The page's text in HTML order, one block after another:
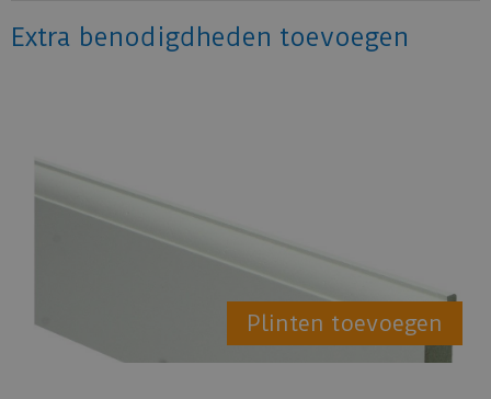
Extra benodigdheden toevoegen
Plinten toevoegen